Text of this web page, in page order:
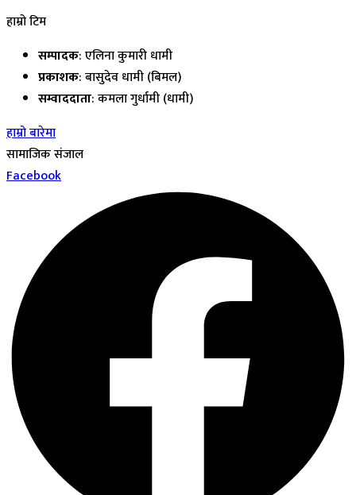
हाम्रो टिम
सम्पादक: एलिना कुमारी धामी
प्रकाशक: बासुदेव धामी (बिमल)
सम्वाददाता: कमला गुर्धामी (धामी)
हाम्रो बारेमा
सामाजिक संजाल
Facebook